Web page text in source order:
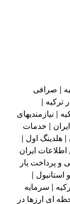
| صرافی
ترکیه |
| نیازمندیهای
| خدمات
هلدینگ اول |
ایران
و پرداخت یار
استانبول |
| سرمایه
ای ارزها در